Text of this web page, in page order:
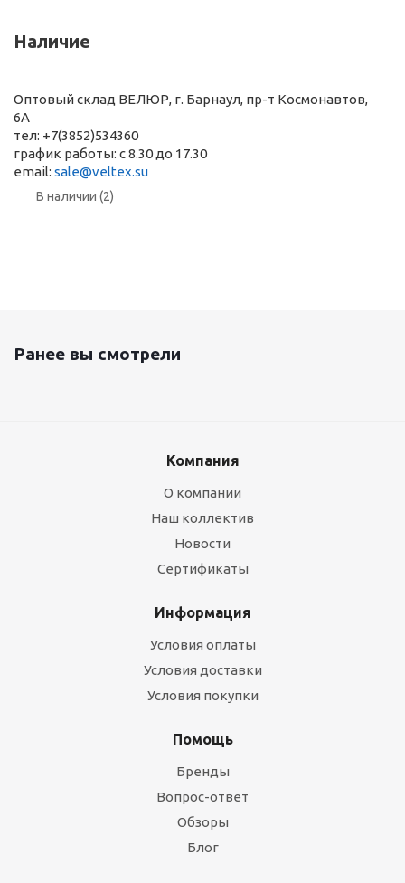
Наличие
Оптовый склад ВЕЛЮР, г. Барнаул, пр-т Космонавтов,
6А
тел: +7(3852)534360
график работы: с 8.30 до 17.30
email: sale@veltex.su
В наличии (2)
Ранее вы смотрели
Компания
О компании
Наш коллектив
Новости
Сертификаты
Информация
Условия оплаты
Условия доставки
Условия покупки
Помощь
Бренды
Вопрос-ответ
Обзоры
Блог